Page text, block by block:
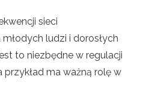
sieci
ludzi i dorosłych
to niezbędne w regulacji
przykład ma ważną rolę w